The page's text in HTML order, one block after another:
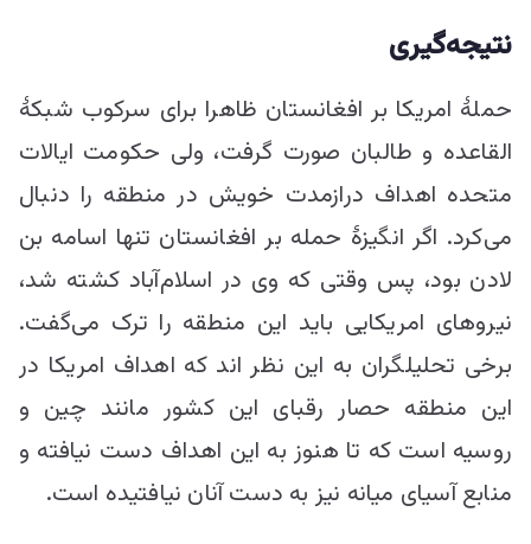
نتیجه‌گیری
حملۀ امریکا بر افغانستان ظاهرا برای سرکوب شبکۀ
القاعده و طالبان صورت گرفت، ولی حکومت ایالات
متحده اهداف درازمدت خویش در منطقه را دنبال
می‌کرد. اگر انگیزۀ حمله بر افغانستان تنها اسامه بن
لادن بود، پس وقتی که وی در اسلام‌آباد کشته شد،
نیروهای امریکایی باید این منطقه را ترک می‌گفت.
برخی تحلیلگران به این نظر اند که اهداف امریکا در
این منطقه حصار رقبای این کشور مانند چین و
روسیه است که تا هنوز به این اهداف دست نیافته و
منابع آسیای میانه نیز به دست آنان نیافتیده است.